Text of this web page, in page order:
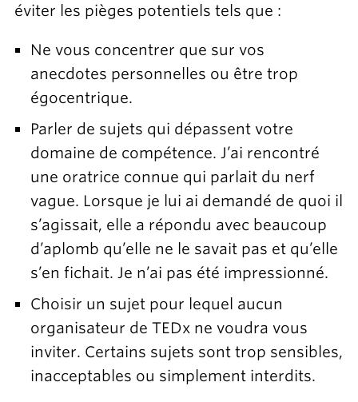
éviter les pièges potentiels tels que :
Ne vous concentrer que sur vos
anecdotes personnelles ou être trop
égocentrique.
Parler de sujets qui dépassent votre
domaine de compétence. J’ai rencontré
une oratrice connue qui parlait du nerf
vague. Lorsque je lui ai demandé de quoi il
s’agissait, elle a répondu avec beaucoup
d’aplomb qu’elle ne le savait pas et qu’elle
s’en fichait. Je n’ai pas été impressionné.
Choisir un sujet pour lequel aucun
organisateur de TEDx ne voudra vous
inviter. Certains sujets sont trop sensibles,
inacceptables ou simplement interdits.